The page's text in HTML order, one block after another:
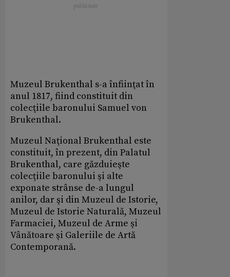
Muzeul Brukenthal s-a înfiinţat în
anul 1817, fiind constituit din
colecţiile baronului Samuel von
Brukenthal.
Muzeul Naţional Brukenthal este
constituit, în prezent, din Palatul
Brukenthal, care găzduieşte
colecţiile baronului şi alte
exponate strânse de-a lungul
anilor, dar şi din Muzeul de Istorie,
Muzeul de Istorie Naturală, Muzeul
Farmaciei, Muzeul de Arme şi
Vânătoare şi Galeriile de Artă
Contemporană.